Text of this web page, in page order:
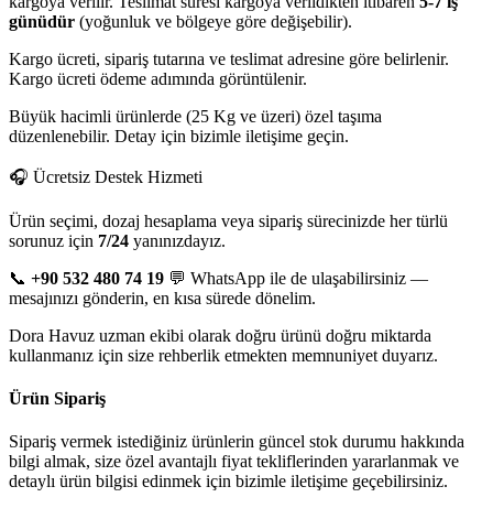
günüdür (yoğunluk ve bölgeye göre değişebilir).
Kargo ücreti, sipariş tutarına ve teslimat adresine göre belirlenir.
Kargo ücreti ödeme adımında görüntülenir.
Büyük hacimli ürünlerde (25 Kg ve üzeri) özel taşıma
düzenlenebilir. Detay için bizimle iletişime geçin.
🎧 Ücretsiz Destek Hizmeti
Ürün seçimi, dozaj hesaplama veya sipariş sürecinizde her türlü
sorunuz için 7/24 yanınızdayız.
📞 +90 532 480 74 19 💬 WhatsApp ile de ulaşabilirsiniz —
mesajınızı gönderin, en kısa sürede dönelim.
Dora Havuz uzman ekibi olarak doğru ürünü doğru miktarda
kullanmanız için size rehberlik etmekten memnuniyet duyarız.
Ürün Sipariş
Sipariş vermek istediğiniz ürünlerin güncel stok durumu hakkında
bilgi almak, size özel avantajlı fiyat tekliflerinden yararlanmak ve
detaylı ürün bilgisi edinmek için bizimle iletişime geçebilirsiniz.